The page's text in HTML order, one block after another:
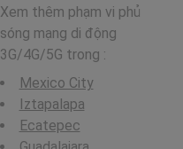
Xem thêm phạm vi phủ
sóng mạng di động
3G/4G/5G trong :
Mexico City
Iztapalapa
Ecatepec